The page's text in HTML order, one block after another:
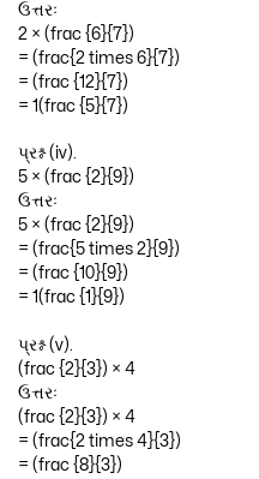
ઉત્તરઃ
2 × (frac {6}{7})
= (frac{2 times 6}{7})
= (frac {12}{7})
= 1(frac {5}{7})
પ્રશ્ન (iv).
5 × (frac {2}{9})
ઉત્તરઃ
5 × (frac {2}{9})
= (frac{5 times 2}{9})
= (frac {10}{9})
= 1(frac {1}{9})
પ્રશ્ન (v).
(frac {2}{3}) × 4
ઉત્તરઃ
(frac {2}{3}) × 4
= (frac{2 times 4}{3})
= (frac {8}{3})